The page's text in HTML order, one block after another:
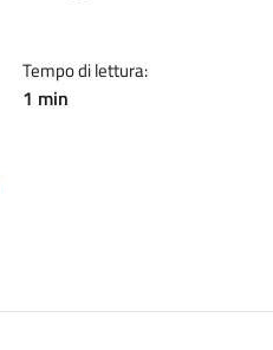
Tempo di lettura:
1 min